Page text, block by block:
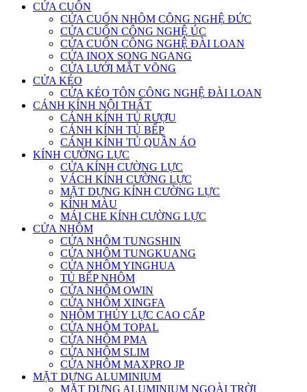
CỬA CUỐN
CỬA CUỐN NHÔM CÔNG NGHỆ ĐỨC
CỬA CUỐN CÔNG NGHỆ ÚC
CỬA CUỐN CÔNG NGHỆ ĐÀI LOAN
CỬA INOX SONG NGANG
CỬA LƯỚI MẮT VÕNG
CỬA KÉO
CỬA KÉO TÔN CÔNG NGHỆ ĐÀI LOAN
CÁNH KÍNH NỘI THẤT
CÁNH KÍNH TỦ RƯỢU
CÁNH KÍNH TỦ BẾP
CÁNH KÍNH TỦ QUẦN ÁO
KÍNH CƯỜNG LỰC
CỬA KÍNH CƯỜNG LỰC
VÁCH KÍNH CƯỜNG LỰC
MẶT DỰNG KÍNH CƯỜNG LỰC
KÍNH MÀU
MÁI CHE KÍNH CƯỜNG LỰC
CỬA NHÔM
CỬA NHÔM TUNGSHIN
CỬA NHÔM TUNGKUANG
CỬA NHÔM YINGHUA
TỦ BẾP NHÔM
CỬA NHÔM OWIN
CỬA NHÔM XINGFA
NHÔM THỦY LỰC CAO CẤP
CỬA NHÔM TOPAL
CỬA NHÔM PMA
CỬA NHÔM SLIM
CỬA NHÔM MAXPRO JP
MẶT DỰNG ALUMINIUM
MẶT DỰNG ALUMINIUM NGOÀI TRỜI